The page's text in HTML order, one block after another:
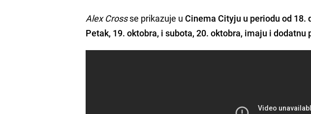
Alex Crossse prikazuje uCinema Cityju u periodu od 18.
Petak, 19. oktobra, i subota, 20. oktobra, imaju i dodatnu